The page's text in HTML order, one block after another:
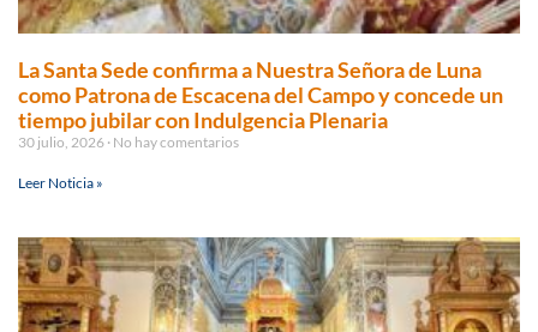
La Santa Sede confirma a Nuestra Señora de Luna
como Patrona de Escacena del Campo y concede un
tiempo jubilar con Indulgencia Plenaria
30 julio, 2026 No hay comentarios
Leer Noticia »